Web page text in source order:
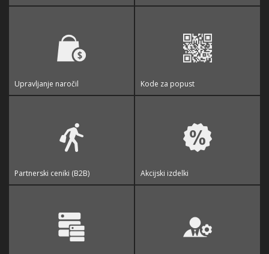
Upravljanje naročil Kode za popust
Partnerski ceniki (B2B) Akcijski izdelki